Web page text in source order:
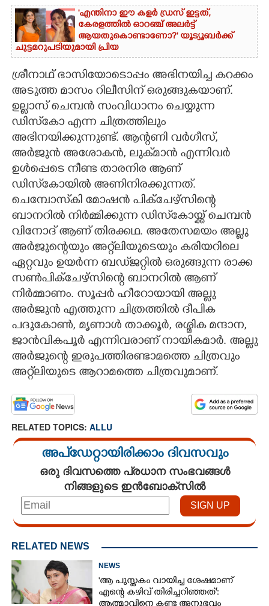
'എന്തിനാ ഈ കളർ ഡ്രസ് ഇട്ടത്,
കേരളത്തിൽ ഓറഞ്ച് അല‌ർട്ട്
ആയതുകൊണ്ടാണോ?' യൂട്യൂബർക്ക്
ചുട്ടമറുപടിയുമായി പ്രിയ
ശ്രീനാഥ് ഭാസിയോടൊപ്പം അഭിനയിച്ച കറക്കം
അടുത്ത മാസം റിലീസിന് ഒരുങ്ങുകയാണ്.
ഉല്ലാസ് ചെമ്പൻ സംവിധാനം ചെയ്യുന്ന
ഡിസ്‌കോ എന്ന ചിത്രത്തിലും
അഭിനയിക്കുന്നുണ്ട്. ആന്റണി വർഗീസ്,
അർജുൻ അശോകൻ, ലുക്‌മാൻ എന്നിവർ
ഉൾപ്പെടെ നീണ്ട താരനിര ആണ്
ഡിസ്‌കോയിൽ അണിനിരക്കുന്നത്.
ചെമ്പോസ്‌കി മോഷൻ പിക്ചേഴ്സിന്റെ
ബാനറിൽ നിർമ്മിക്കുന്ന ഡിസ്‌കോയ്ക്ക് ചെമ്പൻ
വിനോദ് ആണ് തിരക്കഥ. അതേസമയം അല്ലു
അർജുന്റെയും അറ്റ്‌ലിയുടെയും കരിയറിലെ
ഏറ്റവും ഉയർന്ന ബഡ്‌ജറ്റിൽ ഒരുങ്ങുന്ന രാക്ക
സൺപിക്ചേഴ്സിന്റെ ബാനറിൽ ആണ്
നിർമ്മാണം. സൂപ്പർ ഹീറോയായി അല്ലു
അർജുൻ എത്തുന്ന ചിത്രത്തിൽ ദീപിക
പദുകോൺ, മൃണാൾ താക്കൂർ, രശ്മിക മന്ദാന,
ജാൻവികപൂർ എന്നിവരാണ് നായികമാർ. അല്ലു
അർജുന്റെ ഇരുപത്തിരണ്ടാമത്തെ ചിത്രവും
അറ്റ്‌ലിയുടെ ആറാമത്തെ ചിത്രവുമാണ്.
RELATED TOPICS: ALLU
അപ്ഡേറ്റായിരിക്കാം ദിവസവും
ഒരു ദിവസത്തെ പ്രധാന സംഭവങ്ങൾ
നിങ്ങളുടെ ഇൻബോക്സിൽ
RELATED NEWS
NEWS
'ആ പുസ്തകം വായിച്ച ശേഷമാണ്
എന്റെ കഴിവ് തിരിച്ചറിഞ്ഞത്':